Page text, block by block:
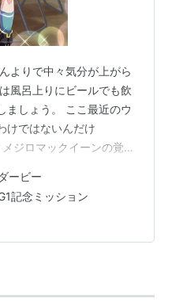
よりで中々気分が上がら
風呂上りにビールでも飲
ましょう。 ここ最近のウ
けではないんだけ
ジロマックイーンの覚醒
張るぞ～！ そして特別
した。 明日にまた切り替
ベル上げでマニーが溶
タタイシンの覚醒レベル
…
ービー
記念ミッション